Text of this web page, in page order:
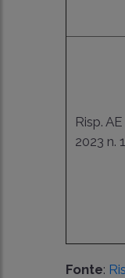
Risp.
2023 n.
Fonte: